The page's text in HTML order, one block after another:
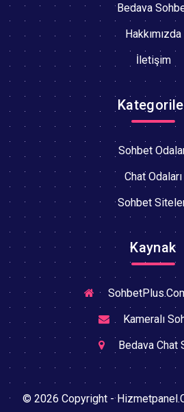
Bedava
Hakkımızda
İletişim
Sohbet
Chat Odaları
Sohbet
Kaynak
Kameralı
Bedava Chat
© 2026 Copyright -